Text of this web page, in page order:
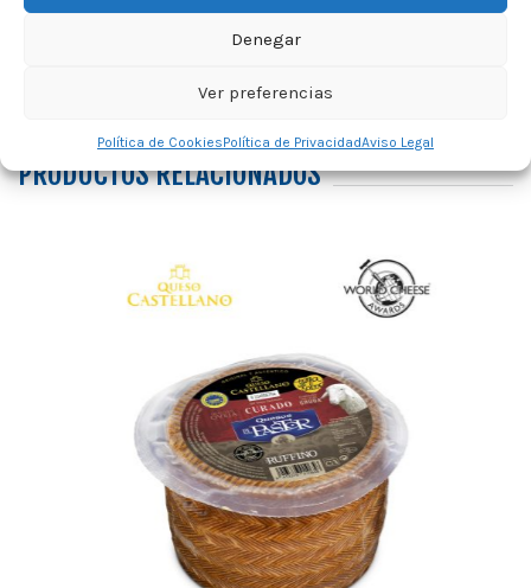
Denegar
Ver preferencias
Política de CookiesPolítica de PrivacidadAviso Legal
PRODUCTOS RELACIONADOS